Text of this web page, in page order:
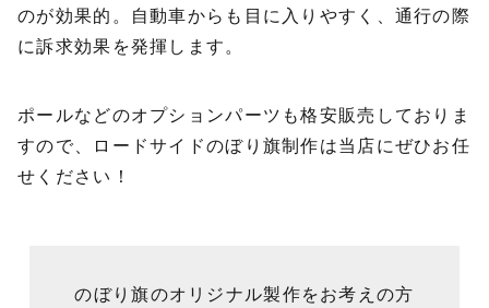
のが効果的。自動車からも目に入りやすく、通行の際
に訴求効果を発揮します。
ポールなどのオプションパーツも格安販売しておりま
すので、ロードサイドのぼり旗制作は当店にぜひお任
せください！
のぼり旗のオリジナル製作をお考えの方